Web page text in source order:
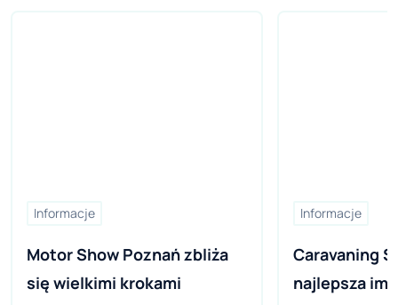
Informacje
Motor Show Poznań zbliża
Informacje
Caravaning
najlepsza